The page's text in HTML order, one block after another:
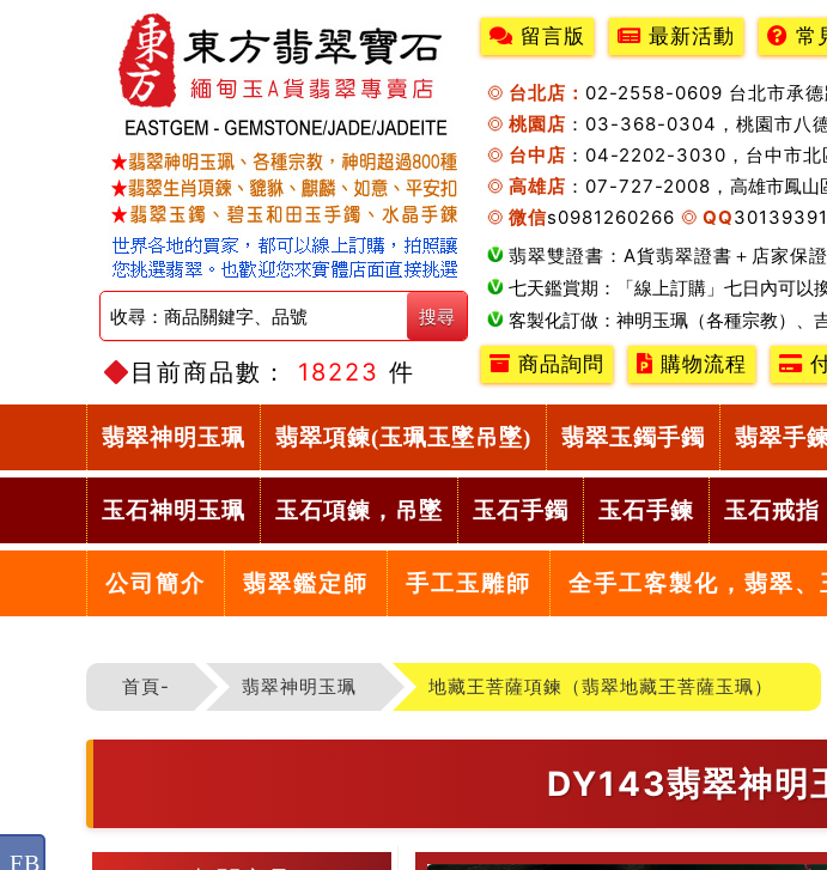
目前商品數： 18223 件
留言版 最新活動 常
台北店： 02-2558-0609 台北市承德
桃園店 ：03-368-0304，桃園市八
台中店 ：04-2202-3030，台中市
高雄店 ：07-727-2008， 高雄市鳳山
微信s0981260266 QQ
翡翠雙證書：A貨翡翠證書＋店家保
七天鑑賞期：「線上訂購」七日內可以
客製化訂做：神明玉珮（各種宗教）、
商品詢問
購物流程
翡翠神明玉珮 翡翠項鍊(玉珮玉墜吊墜) 翡翠玉鐲手鐲 翡翠手
玉石神明玉珮 玉石項鍊，吊墜 玉石手鐲 玉石手鍊 玉石戒指
公司簡介 翡翠鑑定師 手工玉雕師 全手工客製化，翡翠
首頁- 翡翠神明玉珮 地藏王菩薩項鍊（翡翠地藏王菩薩玉珮）
DY143翡翠神明
FB